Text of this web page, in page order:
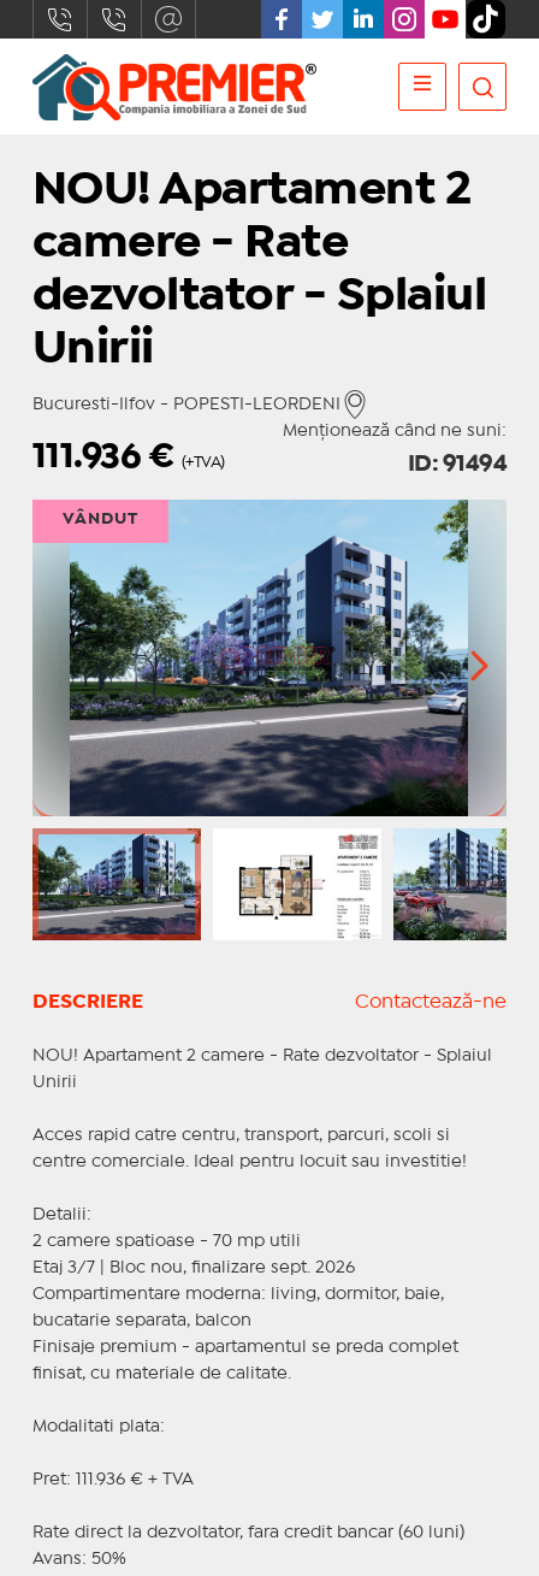
NOU! Apartament 2
camere - Rate
dezvoltator - Splaiul
Unirii
Bucuresti-Ilfov - POPESTI-LEORDENI
Menționează când ne suni:
111.936 € (+TVA) ID: 91494
VÂNDUT
DESCRIERE Contactează-ne
NOU! Apartament 2 camere - Rate dezvoltator - Splaiul
Unirii
Acces rapid catre centru, transport, parcuri, scoli si
centre comerciale. Ideal pentru locuit sau investitie!
Detalii:
2 camere spatioase - 70 mp utili
Etaj 3/7 | Bloc nou, finalizare sept. 2026
Compartimentare moderna: living, dormitor, baie,
bucatarie separata, balcon
Finisaje premium - apartamentul se preda complet
finisat, cu materiale de calitate.
Modalitati plata:
Pret: 111.936 € + TVA
Rate direct la dezvoltator, fara credit bancar (60 luni)
Avans: 50%